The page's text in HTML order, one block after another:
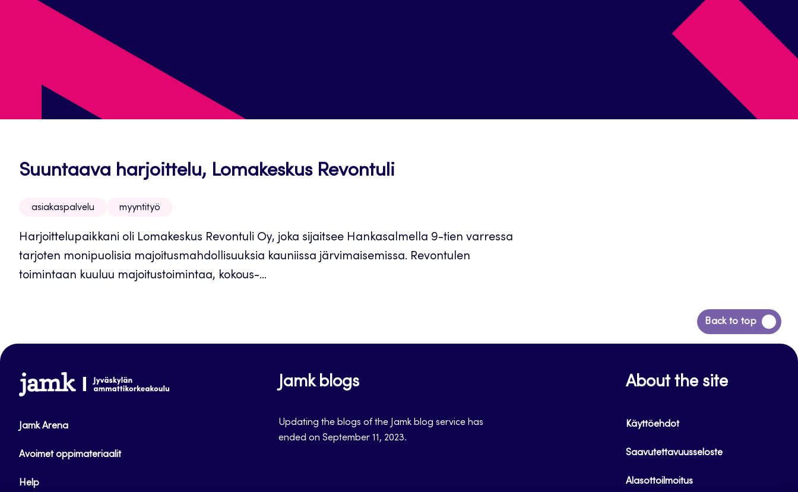
Suuntaava harjoittelu, Lomakeskus Revontuli
asiakaspalvelu myyntityö
Harjoittelupaikkani oli Lomakeskus Revontuli Oy, joka sijaitsee Hankasalmella 9-tien varressa
tarjoten monipuolisia majoitusmahdollisuuksia kauniissa järvimaisemissa. Revontulen
toimintaan kuuluu majoitustoimintaa, kokous-...
Back to top
Siirry
takaisin
www.jamk.fi
Jamk Arena
Avoimet oppimateriaalit
Help
Jamk blogs
Updating the blogs of the Jamk blog service has
ended on September 11, 2023.
About the site
Käyttöehdot
Saavutettavuusseloste
Alasottoilmoitus